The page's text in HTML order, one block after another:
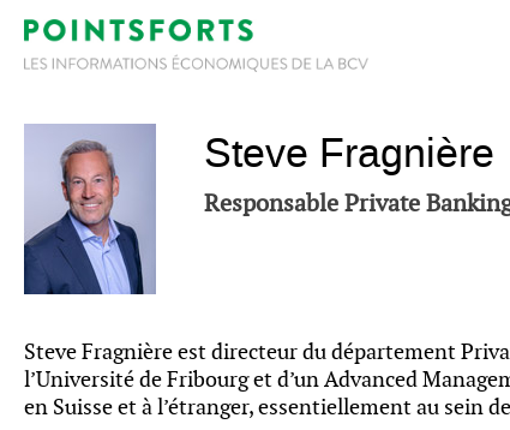
Steve Fragnière
Responsable Private
Steve Fragnière est directeur du département
l’Université de Fribourg et d’un Advanced
en Suisse et à l’étranger, essentiellement au sein